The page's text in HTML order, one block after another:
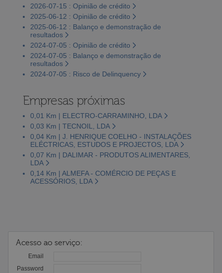
2026-07-15 : Opinião de crédito
2025-06-12 : Opinião de crédito
2025-06-12 : Balanço e demonstração de
resultados
2024-07-05 : Opinião de crédito
2024-07-05 : Balanço e demonstração de
resultados
2024-07-05 : Risco de Delinquency
Empresas próximas
0,01 Km | ELECTRO-CARRAMINHO, LDA
0,03 Km | TECNOIL, LDA
0,04 Km | J. HENRIQUE COELHO - INSTALAÇÕES
ELÉCTRICAS, ESTUDOS E PROJECTOS, LDA
0,07 Km | DALIMAR - PRODUTOS ALIMENTARES,
LDA
0,14 Km | ALMEFA - COMÉRCIO DE PEÇAS E
ACESSÓRIOS, LDA
Acesso ao serviço:
Email
Password